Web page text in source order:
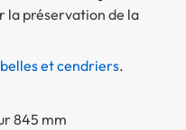
la préservation de la
et cendriers.
845 mm